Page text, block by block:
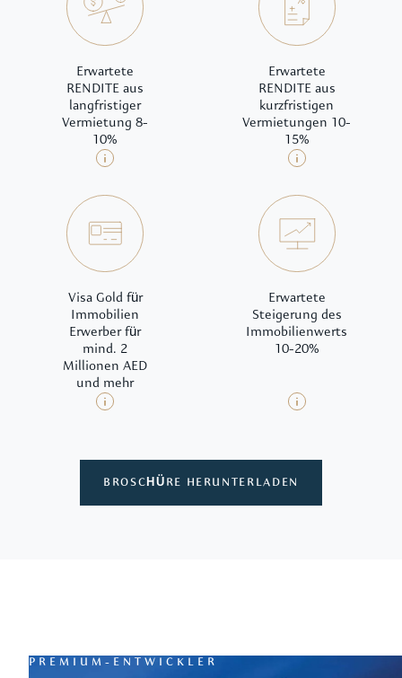
Erwartete
RENDITE aus
langfristiger
Vermietung 8-
10%
Erwartete
RENDITE aus
kurzfristigen
Vermietungen 10-
15%
Visa Gold für
Immobilien
Erwerber für
mind. 2
Millionen AED
und mehr
Erwartete
Steigerung des
Immobilienwerts
10-20%
BROSCHÜRE HERUNTERLADEN
PREMIUM-ENTWICKLER